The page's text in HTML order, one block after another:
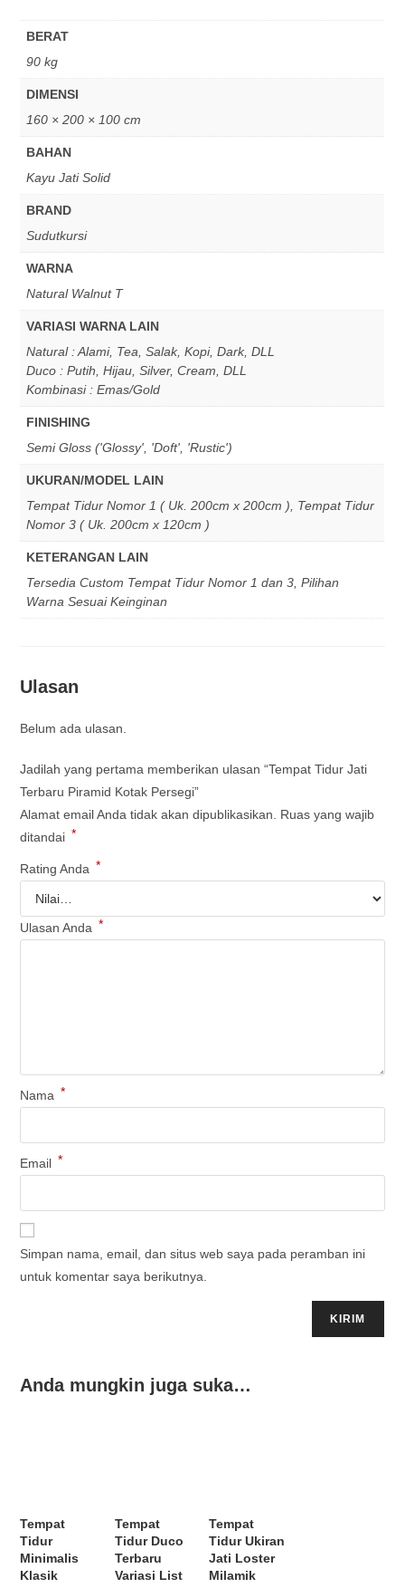
BERAT
90 kg
DIMENSI
160 × 200 × 100 cm
BAHAN
Kayu Jati Solid
BRAND
Sudutkursi
WARNA
Natural Walnut T
VARIASI WARNA LAIN
Natural : Alami, Tea, Salak, Kopi, Dark, DLL
Duco : Putih, Hijau, Silver, Cream, DLL
Kombinasi : Emas/Gold
FINISHING
Semi Gloss ('Glossy', 'Doft', 'Rustic')
UKURAN/MODEL LAIN
Tempat Tidur Nomor 1 ( Uk. 200cm x 200cm ), Tempat Tidur
Nomor 3 ( Uk. 200cm x 120cm )
KETERANGAN LAIN
Tersedia Custom Tempat Tidur Nomor 1 dan 3, Pilihan
Warna Sesuai Keinginan
Ulasan
Belum ada ulasan.
Jadilah yang pertama memberikan ulasan “Tempat Tidur Jati
Terbaru Piramid Kotak Persegi”
Alamat email Anda tidak akan dipublikasikan.
Ruas yang wajib
ditandai *
Rating Anda *
Ulasan Anda *
Nama *
Email *
Simpan nama, email, dan situs web saya pada peramban ini
untuk komentar saya berikutnya.
Anda mungkin juga suka…
Tempat
Tidur
Minimalis
Klasik
Tempat
Tidur Duco
Terbaru
Variasi List
Tempat
Tidur Ukiran
Jati Loster
Milamik